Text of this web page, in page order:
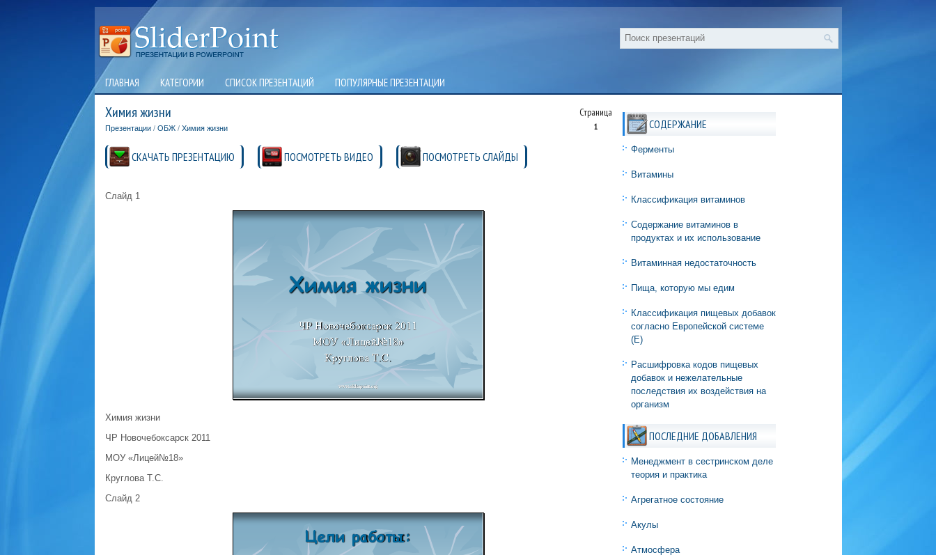
ГЛАВНАЯ КАТЕГОРИИ СПИСОК ПРЕЗЕНТАЦИЙ ПОПУЛЯРНЫЕ ПРЕЗЕНТАЦИИ
Химия жизни Страница
1
Презентации/ ОБЖ/ Химия жизни
СКАЧАТЬ ПРЕЗЕНТАЦИЮ ПОСМОТРЕТЬ ВИДЕО ПОСМОТРЕТЬ СЛАЙДЫ
Слайд 1
Химия жизни
ЧР Новочебоксарск 2011
МОУ «Лицей№18»
Круглова Т.С.
Слайд 2
СОДЕРЖАНИЕ
Ферменты
Витамины
Классификация витаминов
Содержание витаминов в
продуктах и их использование
Витаминная недостаточность
Пища, которую мы едим
Классификация пищевых добавок
согласно Европейской системе
(Е)
Расшифровка кодов пищевых
добавок и нежелательные
последствия их воздействия на
организм
ПОСЛЕДНИЕ ДОБАВЛЕНИЯ
Менеджмент в сестринском деле
теория и практика
Агрегатное состояние
Акулы
Атмосфера